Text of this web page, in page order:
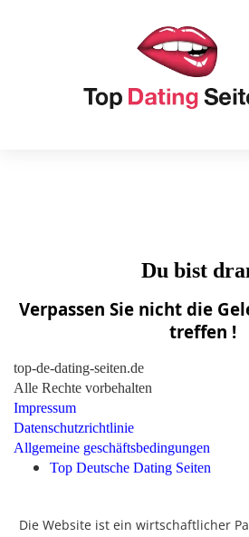
Du bist
Verpassen Sie nicht die
treffen !
top-de-dating-seiten.de
Alle Rechte vorbehalten
Impressum
Datenschutzrichtlinie
Allgemeine geschäftsbedingungen
Top Deutsche Dating Seiten
Die Website ist ein wirtschaftlicher